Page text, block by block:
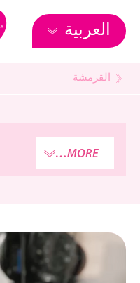
العربية
القرمشة
MORE…